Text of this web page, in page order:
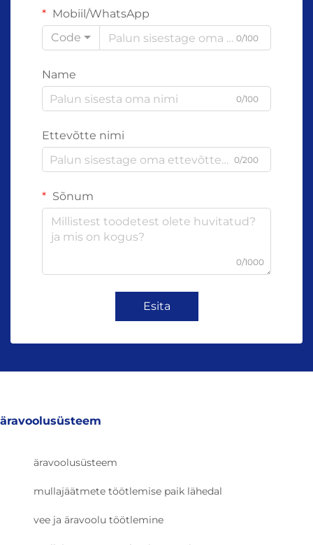
Mobiil/WhatsApp
Code
0/100
Name
0/100
Ettevõtte nimi
0/200
Sõnum
0/1000
Esita
äravoolusüsteem
äravoolusüsteem
mullajäätmete töötlemise paik lähedal
vee ja äravoolu töötlemine